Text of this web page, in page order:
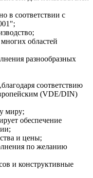
в соответствии с
областей
разнообразных
соответствию
(VDE/DIN)
миру;
обеспечение
и цены;
по желанию
и конструктивные